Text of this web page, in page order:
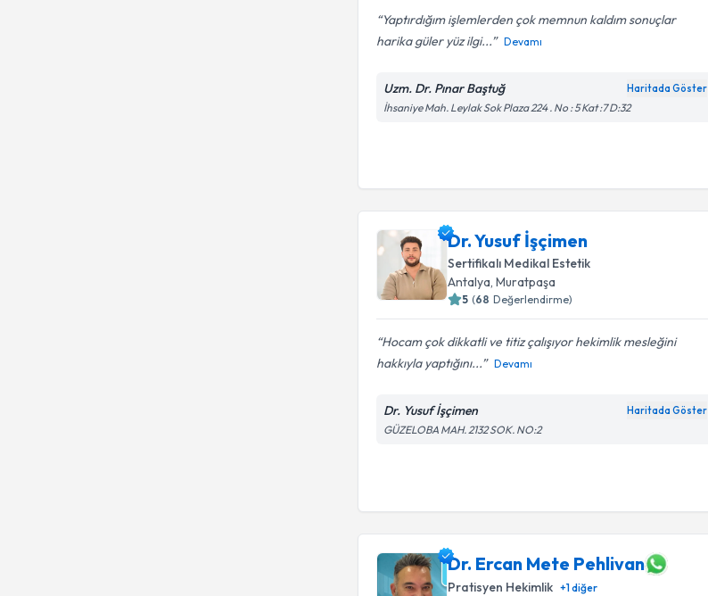
Yaptırdığım işlemlerden çok memnun kaldım sonuçlar
harika güler yüz ilgi...
Devamı
Uzm. Dr. Pınar Baştuğ Haritada Göster
İhsaniye Mah. Leylak Sok Plaza 224 . No : 5 Kat :7 D:32
Dr. Yusuf İşçimen
Sertifikalı Medikal Estetik
Antalya, Muratpaşa
5 (68 Değerlendirme)
Hocam çok dikkatli ve titiz çalışıyor hekimlik mesleğini
hakkıyla yaptığını...
Devamı
Dr. Yusuf İşçimen Haritada Göster
GÜZELOBA MAH. 2132 SOK. NO:2
Dr. Ercan Mete Pehlivan
Pratisyen Hekimlik +1diğer